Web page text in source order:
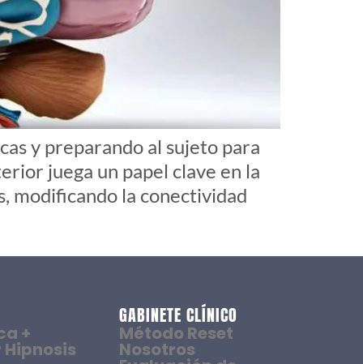
y preparando al sujeto para
juega un papel clave en la
modificando la conectividad
+
GABINETE CLÍNICO
Método Reset
Nosotros